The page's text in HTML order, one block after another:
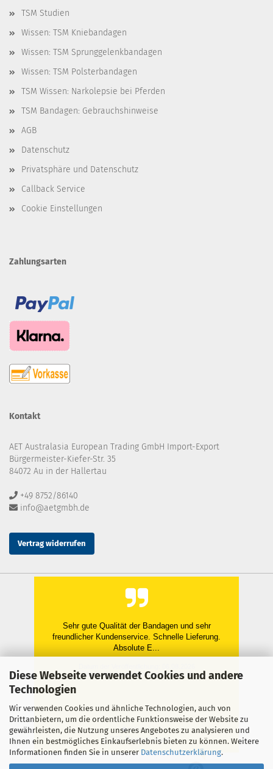
Diese Webseite verwendet Cookies und andere
Technologien
Wir verwenden Cookies und ähnliche Technologien, auch von
Drittanbietern, um die ordentliche Funktionsweise der Website zu
gewährleisten, die Nutzung unseres Angebotes zu analysieren und
Ihnen ein bestmögliches Einkaufserlebnis bieten zu können. Weitere
Informationen finden Sie in unserer Datenschutzerklärung.
TSM Studien
Wissen: TSM Kniebandagen
Wissen: TSM Sprunggelenkbandagen
Wissen: TSM Polsterbandagen
TSM Wissen: Narkolepsie bei Pferden
TSM Bandagen: Gebrauchshinweise
AGB
Datenschutz
Privatsphäre und Datenschutz
Callback Service
Cookie Einstellungen
Zahlungsarten
Kontakt
AET Australasia European Trading GmbH Import-Export
Bürgermeister-Kiefer-Str. 35
84072 Au in der Hallertau
+49 8752/86140
info@aetgmbh.de
Vertrag widerrufen
Sehr gute Qualität der Bandagen und sehr
freundlicher Kundenservice. Schnelle Lieferung.
Absolute E...
Datum der Kauferfahrung: 22.07.2026
1,276 Bewertungen